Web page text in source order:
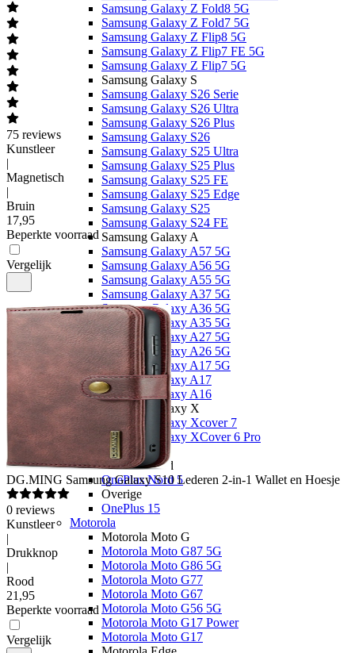
Samsung Galaxy Z Fold8 5G
Samsung Galaxy Z Fold7 5G
Samsung Galaxy Z Flip8 5G
Samsung Galaxy Z Flip7 FE 5G
Samsung Galaxy Z Flip7 5G
Samsung Galaxy S
Samsung Galaxy S26 Serie
Samsung Galaxy S26 Ultra
Samsung Galaxy S26 Plus
Samsung Galaxy S26
Samsung Galaxy S25 Ultra
Samsung Galaxy S25 Plus
Samsung Galaxy S25 FE
Samsung Galaxy S25 Edge
Samsung Galaxy S25
Samsung Galaxy S24 FE
Samsung Galaxy A
Samsung Galaxy A57 5G
Samsung Galaxy A56 5G
Samsung Galaxy A55 5G
Samsung Galaxy A37 5G
Samsung Galaxy A36 5G
Samsung Galaxy A35 5G
Samsung Galaxy A27 5G
Samsung Galaxy A26 5G
Samsung Galaxy A17 5G
Samsung Galaxy A17
Samsung Galaxy A16
Samsung Galaxy X
Samsung Galaxy Xcover 7
Samsung Galaxy XCover 6 Pro
OnePlus
OnePlus Nord
OnePlus Nord 5
Overige
OnePlus 15
Motorola
Motorola Moto G
Motorola Moto G87 5G
Motorola Moto G86 5G
Motorola Moto G77
Motorola Moto G67
Motorola Moto G56 5G
Motorola Moto G17 Power
Motorola Moto G17
75 reviews
Kunstleer
|
Magnetisch
|
Bruin
17,95
Beperkte voorraad
Vergelijk
DG.MING Samsung Galaxy S10 Lederen 2-in-1 Wallet en Hoesje
0 reviews
Kunstleer
|
Drukknop
|
Rood
21 ,95
Beperkte voorraad
Vergelijk